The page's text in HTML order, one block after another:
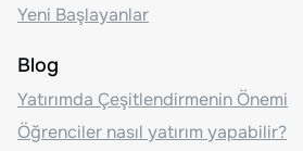
Yeni Başlayanlar
Blog
Yatırımda Çeşitlendirmenin Önemi
Öğrenciler nasıl yatırım yapabilir?